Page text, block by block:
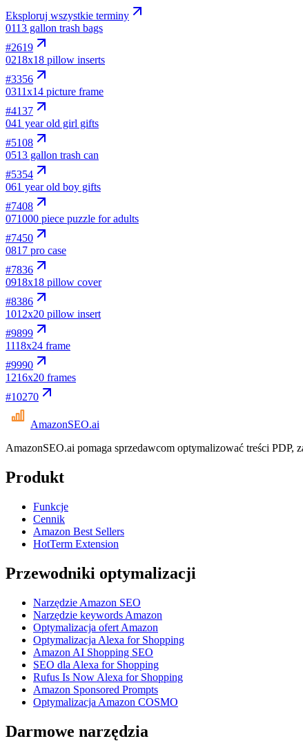
Eksploruj wszystkie terminy
0113 gallon trash bags
#2619
0218x18 pillow inserts
#3356
0311x14 picture frame
#4137
041 year old girl gifts
#5108
0513 gallon trash can
#5354
061 year old boy gifts
#7408
071000 piece puzzle for adults
#7450
0817 pro case
#7836
0918x18 pillow cover
#8386
1012x20 pillow insert
#9899
1118x24 frame
#9990
1216x20 frames
#10270
AmazonSEO.ai
AmazonSEO.ai pomaga sprzedawcom optymalizować treści
Produkt
Funkcje
Cennik
Amazon Best Sellers
HotTerm Extension
Przewodniki optymalizacji
Narzędzie Amazon SEO
Narzędzie keywords Amazon
Optymalizacja ofert Amazon
Optymalizacja Alexa for Shopping
Amazon AI Shopping SEO
SEO dla Alexa for Shopping
Rufus Is Now Alexa for Shopping
Amazon Sponsored Prompts
Optymalizacja Amazon COSMO
Darmowe narzędzia